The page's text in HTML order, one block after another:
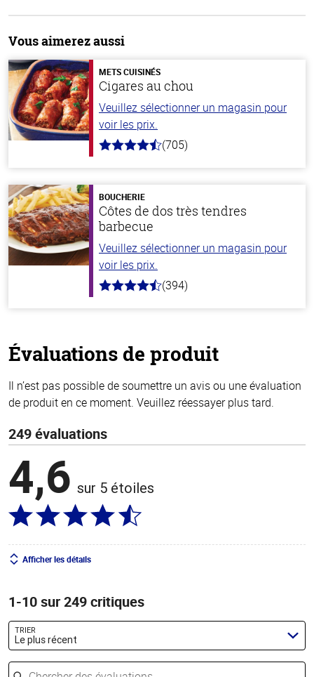
Vous aimerez aussi
METS CUISINÉS
Cigares au chou
Veuillez sélectionner un magasin pour
voir les prix.
4.6
stars
(705)
BOUCHERIE
Côtes de dos très tendres
barbecue
Veuillez sélectionner un magasin pour
voir les prix.
4.7
(394)
Évaluations de produit
Il n’est pas possible de soumettre un avis ou une évaluation
de produit en ce moment. Veuillez réessayer plus tard.
249 évaluations
4,6 sur 5 étoiles
Afficher les détails
1-10 sur 249 critiques
TRIER
Le plus récent
Chercher des évaluations